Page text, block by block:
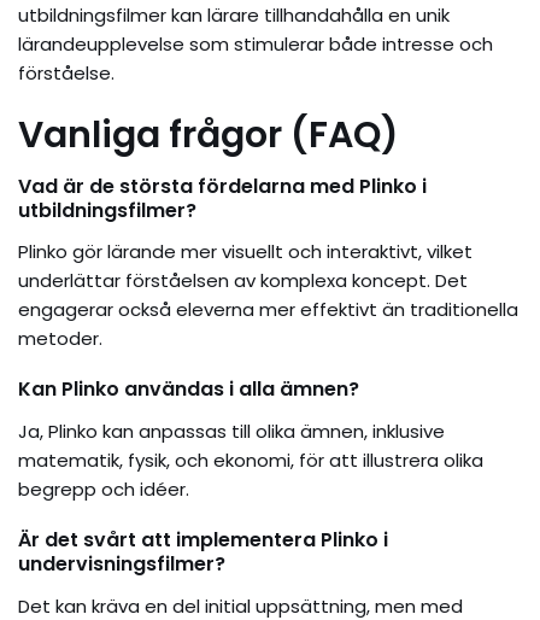
utbildningsfilmer kan lärare tillhandahålla en unik
lärandeupplevelse som stimulerar både intresse och
förståelse.
Vanliga frågor (FAQ)
Vad är de största fördelarna med Plinko i
utbildningsfilmer?
Plinko gör lärande mer visuellt och interaktivt, vilket
underlättar förståelsen av komplexa koncept. Det
engagerar också eleverna mer effektivt än traditionella
metoder.
Kan Plinko användas i alla ämnen?
Ja, Plinko kan anpassas till olika ämnen, inklusive
matematik, fysik, och ekonomi, för att illustrera olika
begrepp och idéer.
Är det svårt att implementera Plinko i
undervisningsfilmer?
Det kan kräva en del initial uppsättning, men med